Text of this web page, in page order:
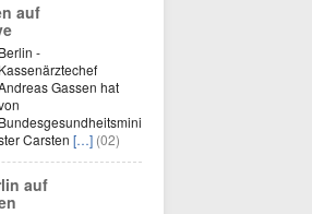
auf
Berlin -
Kassenärztechef
Gassen hat
Bundesgesundheitsmini
Carsten […] (02)
auf